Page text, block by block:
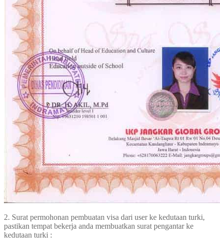
2. Surat permohonan pembuatan visa dari user ke kedutaan turki,
pastikan tempat bekerja anda membuatkan surat pengantar ke
kedutaan turki :